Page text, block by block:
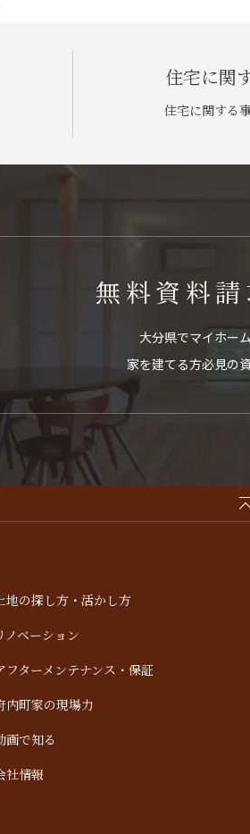
住宅に関
住宅に関する
無料資料
大分県でマイホー
家を建てる方必見の
地の探し方・活かし方
ノベーション
フターメンテナンス・保証
内町家の現場力
画で知る
社情報